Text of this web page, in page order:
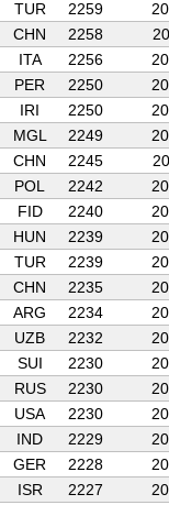
TUR 2259
CHN 2258
ITA 2256
PER 2250
IRI 2250
MGL 2249
CHN 2245
POL 2242
FID 2240
HUN 2239
TUR 2239
CHN 2235
ARG 2234
UZB 2232
SUI 2230
RUS 2230
USA 2230
IND 2229
GER 2228
ISR 2227